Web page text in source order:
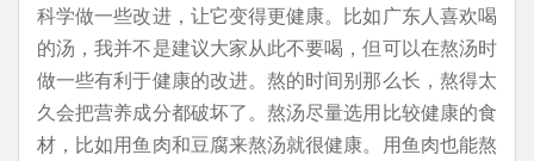
科学做一些改进，让它变得更健康。比如广东人喜欢喝
的汤，我并不是建议大家从此不要喝，但可以在熬汤时
做一些有利于健康的改进。熬的时间别那么长，熬得太
久会把营养成分都破坏了。熬汤尽量选用比较健康的食
材，比如用鱼肉和豆腐来熬汤就很健康。用鱼肉也能熬